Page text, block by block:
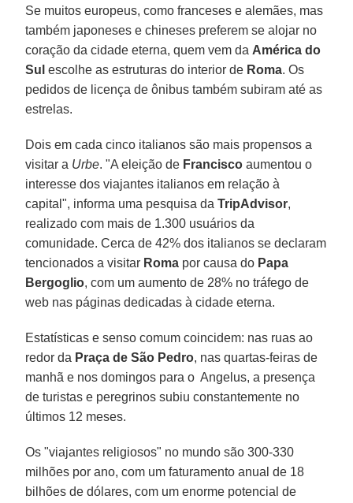
Se muitos europeus, como franceses e alemães, mas
também japoneses e chineses preferem se alojar no
coração da cidade eterna, quem vem da América do
Sul escolhe as estruturas do interior de Roma. Os
pedidos de licença de ônibus também subiram até as
estrelas.
Dois em cada cinco italianos são mais propensos a
visitar a Urbe. "A eleição de Francisco aumentou o
interesse dos viajantes italianos em relação à
capital", informa uma pesquisa daTripAdvisor,
realizado com mais de 1.300 usuários da
comunidade. Cerca de 42% dos italianos se declaram
tencionados a visitar Roma por causa do Papa
Bergoglio, com um aumento de 28% no tráfego de
web nas páginas dedicadas à cidade eterna.
Estatísticas e senso comum coincidem: nas ruas ao
redor da Praça de São Pedro, nas quartas-feiras de
manhã e nos domingos para o Angelus, a presença
de turistas e peregrinos subiu constantemente no
últimos 12 meses.
Os "viajantes religiosos" no mundo são 300-330
milhões por ano, com um faturamento anual de 18
bilhões de dólares, com um enorme potencial de